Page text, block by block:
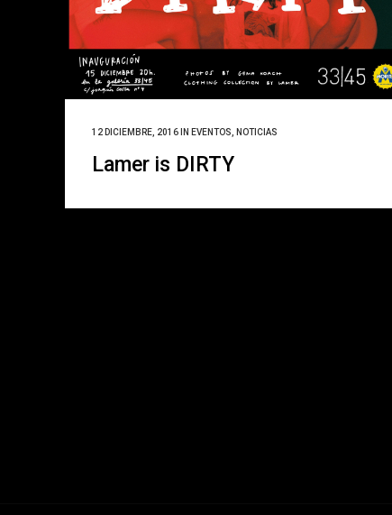
12 DICIEMBRE, 2016 IN EVENTOS, NOTICIAS
Lamer is DIRTY